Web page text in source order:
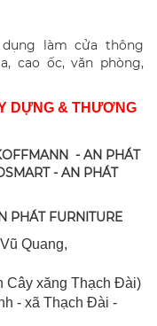
làm cửa thông
cao ốc, văn phòng,
DỰNG & THƯƠNG
- AN PHÁT
- AN PHÁT
PHÁT FURNITURE
Quang,
Cây xăng Thạch Đài)
- xã Thạch Đài -